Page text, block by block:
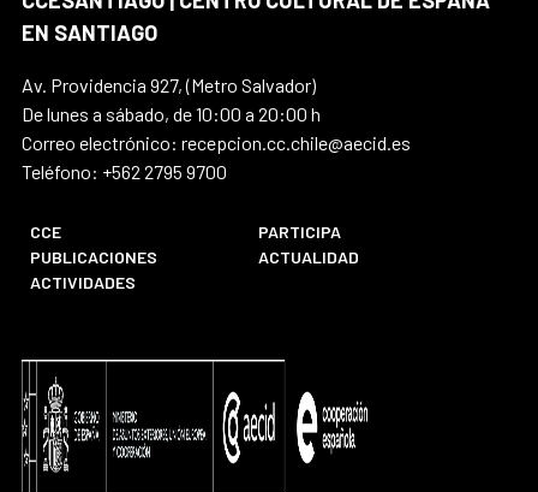
EN SANTIAGO
Av. Providencia 927, (Metro Salvador)
De lunes a sábado, de 10:00 a 20:00 h
Correo electrónico: recepcion.cc.chile@aecid.es
Teléfono: +562 2795 9700
CCE
PARTICIPA
PUBLICACIONES
ACTUALIDAD
ACTIVIDADES